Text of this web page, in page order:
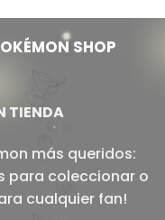
SHOP
TIENDA
más queridos:
para coleccionar o
cualquier fan!